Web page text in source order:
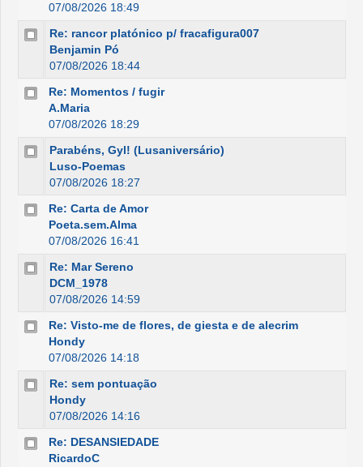
07/08/2026 18:49
Re: rancor platónico p/ fracafigura007
Benjamin Pó
07/08/2026 18:44
Re: Momentos / fugir
A.Maria
07/08/2026 18:29
Parabéns, Gyl! (Lusaniversário)
Luso-Poemas
07/08/2026 18:27
Re: Carta de Amor
Poeta.sem.Alma
07/08/2026 16:41
Re: Mar Sereno
DCM_1978
07/08/2026 14:59
Re: Visto-me de flores, de giesta e de alecrim
Hondy
07/08/2026 14:18
Re: sem pontuação
Hondy
07/08/2026 14:16
Re: DESANSIEDADE
RicardoC